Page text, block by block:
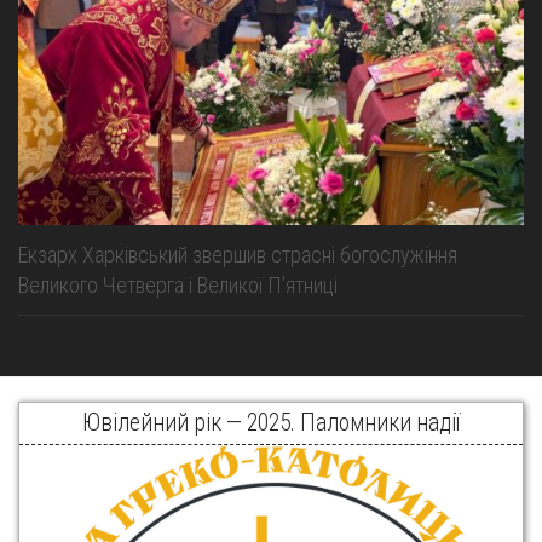
Екзарх Харківський звершив страсні богослужіння
Великого Четверга і Великої Пʼятниці
Ювілейний рік — 2025. Паломники надії